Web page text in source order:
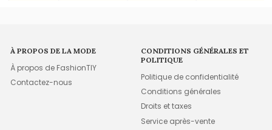
À PROPOS DE LA MODE
À propos de FashionTIY
Contactez-nous
CONDITIONS GÉNÉRALES ET
POLITIQUE
Politique de confidentialité
Conditions générales
Droits et taxes
Service après-vente